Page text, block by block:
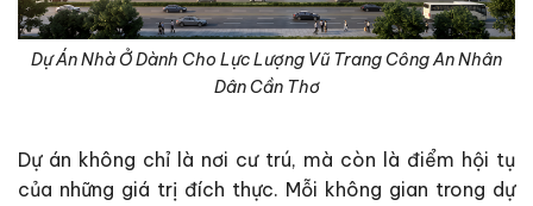
Dự Án Nhà Ở Dành Cho Lực Lượng Vũ Trang Công An Nhân
Dân Cần Thơ
Dự án không chỉ là nơi cư trú, mà còn là điểm hội tụ
của những giá trị đích thực. Mỗi không gian trong dự